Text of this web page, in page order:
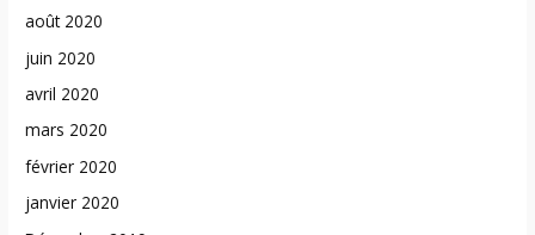
août 2020
juin 2020
avril 2020
mars 2020
février 2020
janvier 2020